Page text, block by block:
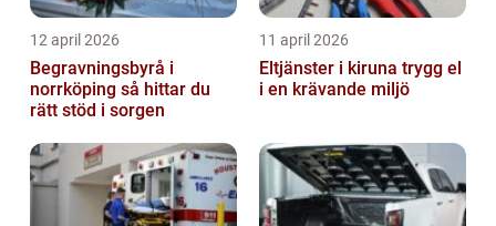
12 april 2026
Begravningsbyrå i
norrköping så hittar du
rätt stöd i sorgen
11 april 2026
Eltjänster i kiruna trygg el
i en krävande miljö